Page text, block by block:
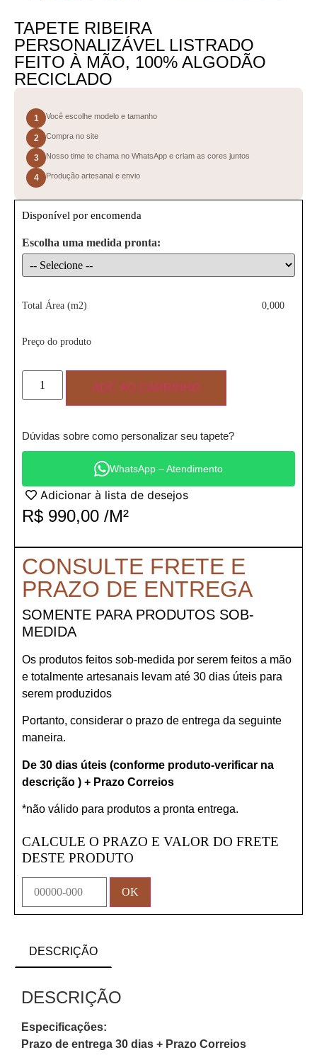
TAPETE RIBEIRA
PERSONALIZÁVEL LISTRADO
FEITO À MÃO, 100% ALGODÃO
RECICLADO
1 Você escolhe modelo e tamanho
2 Compra no site
3 Nosso time te chama no WhatsApp e criam as cores juntos
4 Produção artesanal e envio
Disponível por encomenda
Escolha uma medida pronta:
Total Área (m2) 0,000
Preço do produto
ADC AO CARRINHO
Dúvidas sobre como personalizar seu tapete?
WhatsApp – Atendimento
Adicionar à lista de desejos
R$ 990,00 /M²
CONSULTE FRETE E
PRAZO DE ENTREGA
SOMENTE PARA PRODUTOS SOB-
MEDIDA
Os produtos feitos sob-medida por serem feitos a mão
e totalmente artesanais levam até 30 dias úteis para
serem produzidos
Portanto, considerar o prazo de entrega da seguinte
maneira.
De 30 dias úteis (conforme produto-verificar na
descrição ) + Prazo Correios
*não válido para produtos a pronta entrega.
CALCULE O PRAZO E VALOR DO FRETE
DESTE PRODUTO
DESCRIÇÃO
DESCRIÇÃO
Especificações:
Prazo de entrega 30 dias + Prazo Correios